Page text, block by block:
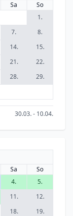
Sa
So
1.
7.
8.
14.
15.
21.
22.
28.
29.
30.03. - 10.04.
Sa
So
4.
5.
11.
12.
18.
19.